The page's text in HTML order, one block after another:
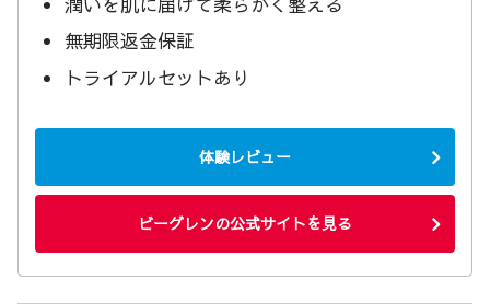
無期限返金保証
トライアルセットあり
体験レビュー
ビーグレンの公式サイトを見る